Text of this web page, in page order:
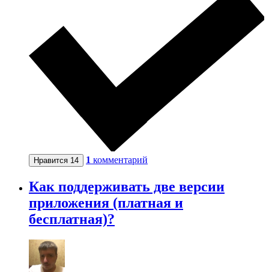
Нравится 14 1 комментарий
Как поддерживать две версии
приложения (платная и
бесплатная)?